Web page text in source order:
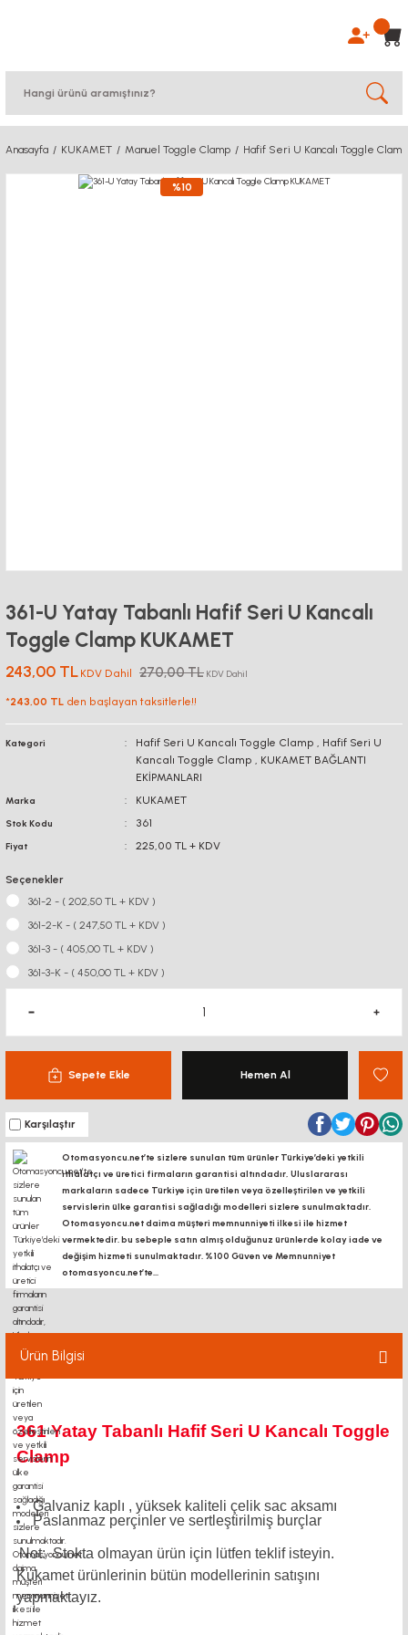
Anasayfa KUKAMET Manuel Toggle Clamp Hafif Seri U Kancalı Toggle Clamp
%10
361-U Yatay Tabanlı Hafif Seri U Kancalı
Toggle Clamp KUKAMET
243,00 TL KDV Dahil 270,00 TL KDV Dahil
*243,00 TL den başlayan taksitlerle!!
Kategori Hafif Seri U Kancalı Toggle Clamp , Hafif Seri U
Kancalı Toggle Clamp , KUKAMET BAĞLANTI
EKİPMANLARI
Marka KUKAMET
Stok Kodu 361
Fiyat 225,00 TL + KDV
Seçenekler
361-2 - ( 202,50 TL + KDV )
361-2-K - ( 247,50 TL + KDV )
361-3 - ( 405,00 TL + KDV )
361-3-K - ( 450,00 TL + KDV )
Sepete Ekle Hemen Al
Karşılaştır
Otomasyoncu.net’te sizlere sunulan tüm ürünler Türkiye’deki yetkili
ithalatçı ve üretici firmaların garantisi altındadır, Uluslararası
markaların sadece Türkiye için üretilen veya özelleştirilen ve yetkili
servislerin ülke garantisi sağladığı modelleri sizlere sunulmaktadır.
Otomasyoncu.net daima müşteri memnunniyeti ilkesi ile hizmet
vermektedir. bu sebeple satın almış olduğunuz ürünlerde kolay iade ve
değişim hizmeti sunulmaktadır. %100 Güven ve Memnunniyet
otomasyoncu.net’te...
Ürün Bilgisi
361 Yatay Tabanlı Hafif Seri U Kancalı Toggle
Clamp
Galvaniz kaplı , yüksek kaliteli çelik sac aksamı
Paslanmaz perçinler ve sertleştirilmiş burçlar
Not: Stokta olmayan ürün için lütfen teklif isteyin.
Kukamet ürünlerinin bütün modellerinin satışını
yapmaktayız.